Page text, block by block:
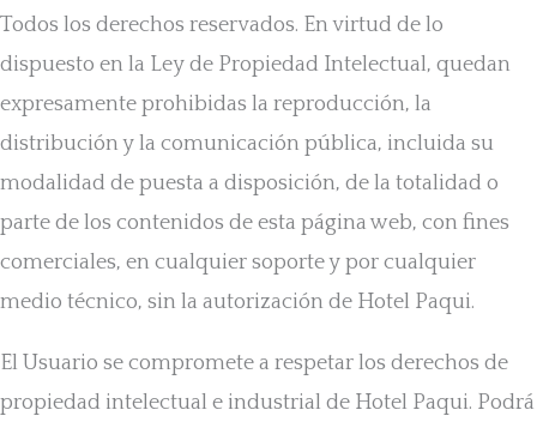
Todos los derechos reservados. En virtud de lo
dispuesto en la Ley de Propiedad Intelectual, quedan
expresamente prohibidas la reproducción, la
distribución y la comunicación pública, incluida su
modalidad de puesta a disposición, de la totalidad o
parte de los contenidos de esta página web, con fines
comerciales, en cualquier soporte y por cualquier
medio técnico, sin la autorización de Hotel Paqui.
El Usuario se compromete a respetar los derechos de
propiedad intelectual e industrial de Hotel Paqui. Podrá